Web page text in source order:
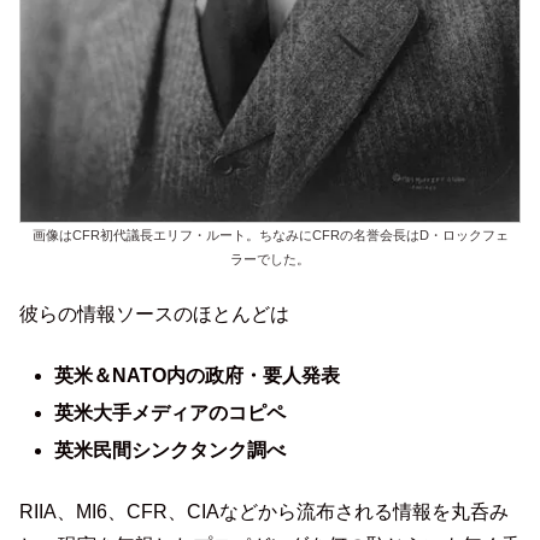
画像はCFR初代議長エリフ・ルート。ちなみにCFRの名誉会長はD・ロックフェ
ラーでした。
彼らの情報ソースのほとんどは
英米＆NATO内の政府・要人発表
英米大手メディアのコピペ
英米民間シンクタンク調べ
RIIA、MI6、CFR、CIAなどから流布される情報を丸呑み